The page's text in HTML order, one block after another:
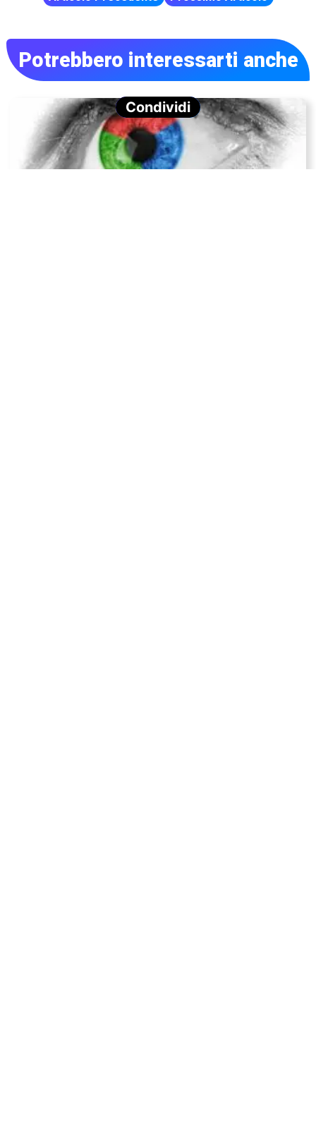
Potrebbero interessarti anche
Condividi